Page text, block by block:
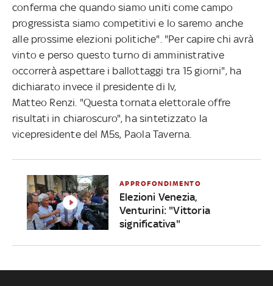
conferma che quando siamo uniti come campo
progressista siamo competitivi e lo saremo anche
alle prossime elezioni politiche". "Per capire chi avrà
vinto e perso questo turno di amministrative
occorrerà aspettare i ballottaggi tra 15 giorni", ha
dichiarato invece il presidente di Iv,
Matteo Renzi. "Questa tornata elettorale offre
risultati in chiaroscuro", ha sintetizzato la
vicepresidente del M5s, Paola Taverna.
APPROFONDIMENTO
Elezioni Venezia,
Venturini: "Vittoria
significativa"